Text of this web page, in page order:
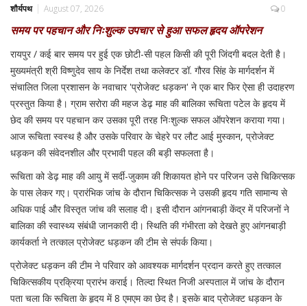
शौर्यपथ August 07, 2026 0
समय पर पहचान और निःशुल्क उपचार से हुआ सफल हृदय ऑपरेशन
रायपुर / कई बार समय पर हुई एक छोटी-सी पहल किसी की पूरी जिंदगी बदल देती है।
मुख्यमंत्री श्री विष्णुदेव साय के निर्देश तथा कलेक्टर डॉ. गौरव सिंह के मार्गदर्शन में
संचालित जिला प्रशासन के नवाचार 'प्रोजेक्ट धड़कन' ने एक बार फिर ऐसा ही उदाहरण
प्रस्तुत किया है। ग्राम सरोरा की महज डेढ़ माह की बालिका रूचिता पटेल के हृदय में
छेद की समय पर पहचान कर उसका पूरी तरह निःशुल्क सफल ऑपरेशन कराया गया।
आज रूचिता स्वस्थ है और उसके परिवार के चेहरे पर लौट आई मुस्कान, प्रोजेक्ट
धड़कन की संवेदनशील और प्रभावी पहल की बड़ी सफलता है।
रूचिता को डेढ़ माह की आयु में सर्दी-जुकाम की शिकायत होने पर परिजन उसे चिकित्सक
के पास लेकर गए। प्रारंभिक जांच के दौरान चिकित्सक ने उसकी हृदय गति सामान्य से
अधिक पाई और विस्तृत जांच की सलाह दी। इसी दौरान आंगनबाड़ी केंद्र में परिजनों ने
बालिका की स्वास्थ्य संबंधी जानकारी दी। स्थिति की गंभीरता को देखते हुए आंगनबाड़ी
कार्यकर्ता ने तत्काल प्रोजेक्ट धड़कन की टीम से संपर्क किया।
प्रोजेक्ट धड़कन की टीम ने परिवार को आवश्यक मार्गदर्शन प्रदान करते हुए तत्काल
चिकित्सकीय प्रक्रिया प्रारंभ कराई। तिल्दा स्थित निजी अस्पताल में जांच के दौरान
पता चला कि रूचिता के हृदय में 8 एमएम का छेद है। इसके बाद प्रोजेक्ट धड़कन के